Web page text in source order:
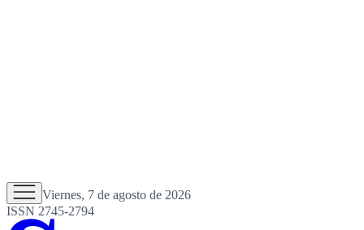
Viernes, 7 de agosto de 2026
ISSN 2745-2794